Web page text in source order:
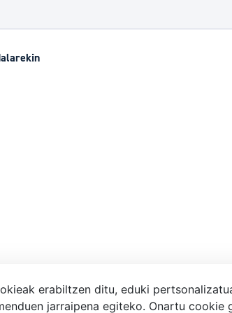
Donostia
erabiltzen ditu, eduki
jarraipena egiteko. Onartu cookie